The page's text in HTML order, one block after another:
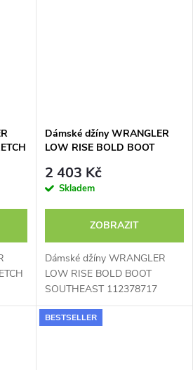
Dámské džíny WRANGLER
LOW RISE BOLD BOOT
2 403 Kč
Skladem
ZOBRAZIT
Dámské džíny WRANGLER
LOW RISE BOLD BOOT
SOUTHEAST 112378717
BESTSELLER